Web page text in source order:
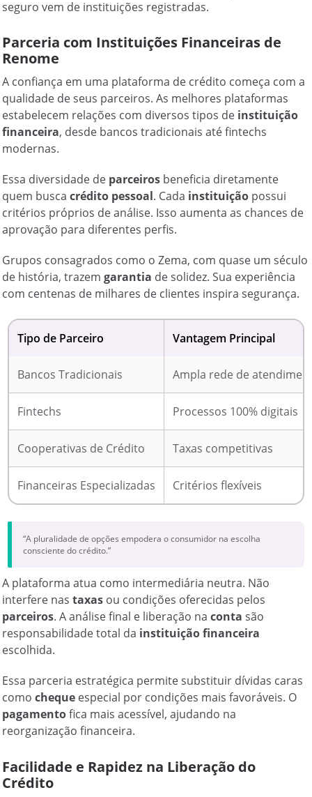
seguro vem de instituições registradas.
Parceria com Instituições Financeiras de
Renome
A confiança em uma plataforma de crédito começa com a
qualidade de seus parceiros. As melhores plataformas
estabelecem relações com diversos tipos de instituição
financeira, desde bancos tradicionais até fintechs
modernas.
Essa diversidade de parceiros beneficia diretamente
quem buscacrédito pessoal. Cada instituição possui
critérios próprios de análise. Isso aumenta as chances de
aprovação para diferentes perfis.
Grupos consagrados como o Zema, com quase um século
de história, trazemgarantia de solidez. Sua experiência
com centenas de milhares de clientes inspira segurança.
Tipo de Parceiro Vantagem Principal
Bancos Tradicionais Ampla rede de
Fintechs Processos 100% digitais
Cooperativas de Crédito Taxas competitivas
Financeiras Especializadas Critérios flexíveis
“A pluralidade de opções empodera o consumidor na escolha
consciente do crédito.”
A plataforma atua como intermediária neutra. Não
interfere nastaxas ou condições oferecidas pelos
parceiros. A análise final e liberação naconta são
responsabilidade total da instituição financeira
escolhida.
Essa parceria estratégica permite substituir dívidas caras
comocheque especial por condições mais favoráveis. O
pagamentofica mais acessível, ajudando na
reorganização financeira.
Facilidade e Rapidez na Liberação do
Crédito